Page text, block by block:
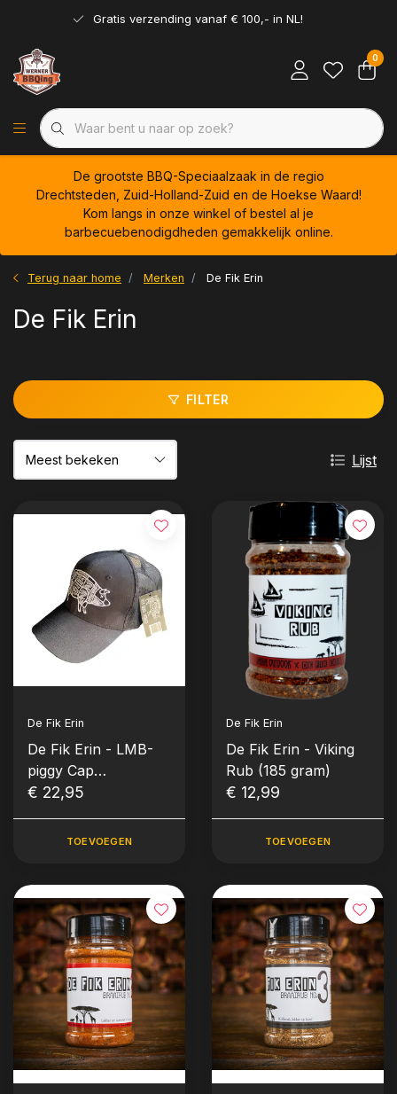
Gratis verzending vanaf € 100,- in NL!
0
De grootste BBQ-Speciaalzaak in de regio
Drechtsteden, Zuid-Holland-Zuid en de Hoekse Waard!
Kom langs in onze winkel of bestel al je
barbecuebenodigdheden gemakkelijk online.
Terug naar home Merken De Fik Erin
De Fik Erin
FILTER
Lijst
De Fik Erin
De Fik Erin - LMB-
piggy Cap
(Truckerscap)
€ 22,95
TOEVOEGEN
De Fik Erin
De Fik Erin - Viking
Rub (185 gram)
€ 12,99
TOEVOEGEN